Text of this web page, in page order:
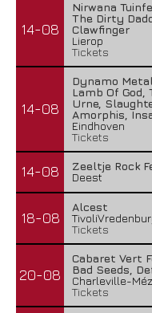
14-08
Nirwana
The Dirty
Clawfinger
Lierop
Tickets
14-08
Dynamo
Lamb Of God,
Urne,
Amorphis,
Eindhoven
Tickets
14-08
Zeeltje Rock
Deest
18-08
Alcest
Tickets
20-08
Cabaret Vert
Bad Seeds,
Charleville-
Tickets